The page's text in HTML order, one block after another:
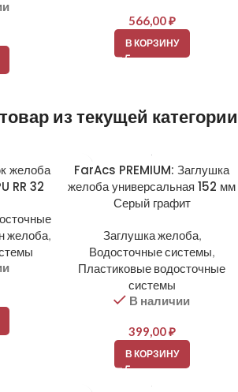
566,00₽
В КОРЗИНУ
из текущей категории
желоба
RR 32
желоба,
FarAcs PREMIUM: Заглушка
желоба универсальная 152 мм
Серый графит
Заглушка желоба,
Водосточные системы,
Пластиковые водосточные
системы
В наличии
399,00₽
В КОРЗИНУ